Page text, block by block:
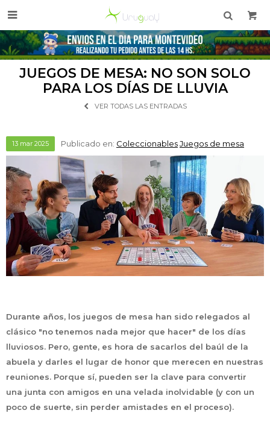

JUEGOS DE MESA: NO SON SOLO
PARA LOS DÍAS DE LLUVIA
VER TODAS LAS ENTRADAS
13 mar 2025 Publicado en: ColeccionablesJuegos de mesa
Durante años, los juegos de mesa han sido relegados al
clásico "no tenemos nada mejor que hacer" de los días
lluviosos. Pero, gente, es hora de sacarlos del baúl de la
abuela y darles el lugar de honor que merecen en nuestras
reuniones. Porque sí, pueden ser la clave para convertir
una junta con amigos en una velada inolvidable (y con un
poco de suerte, sin perder amistades en el proceso).